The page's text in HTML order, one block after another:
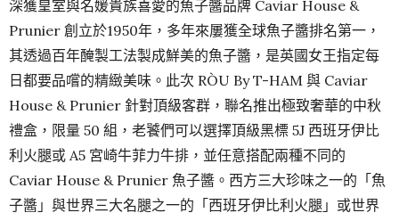
深獲皇室與名媛貴族喜愛的魚子醬品牌 Caviar House &
Prunier 創立於1950年，多年來屢獲全球魚子醬排名第一，
其透過百年醃製工法製成鮮美的魚子醬，是英國女王指定每
日都要品嚐的精緻美味。此次 RÒU By T-HAM 與 Caviar
House & Prunier 針對頂級客群，聯名推出極致奢華的中秋
禮盒，限量 50 組，老饕們可以選擇頂級黑標 5J 西班牙伊比
利火腿或 A5 宮崎牛菲力牛排，並任意搭配兩種不同的
Caviar House & Prunier 魚子醬。西方三大珍味之一的「魚
子醬」與世界三大名腿之一的「西班牙伊比利火腿」或世界